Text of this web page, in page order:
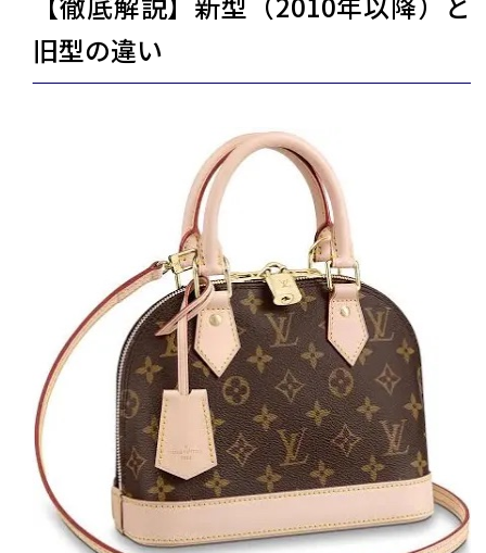
す。 また、2026年は誕生130周年を迎える年でもあり、定番アイテムから新作アイテ
ムまで数多く登場しており、目が離せません。 この記事では、モノグラムの特徴・歴
史・今注目の人気ラインナップを解説します。ぜひ、購入する際の参考にしてみてく
ださい。＜この記事でわかるこ...
旧型の違い